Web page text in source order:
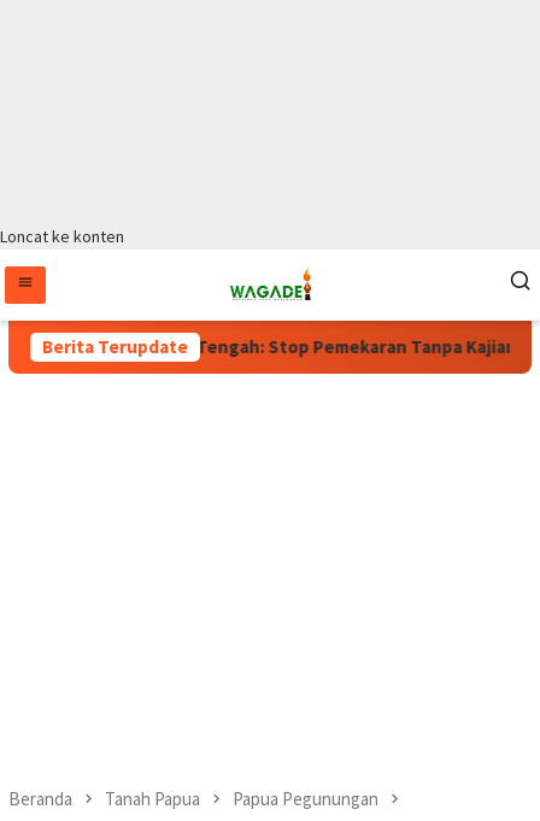
Loncat ke konten
Berita Terupdate
Papua Tengah: Stop Pemekaran Tanpa Kajian dari BRIN
Beranda Tanah Papua Papua Pegunungan